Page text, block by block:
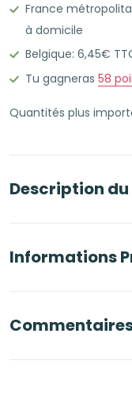
Cahier
A4
à
spirale
pages
P'tites
France
à domicile
Belgique: 6,45€
Tu gagneras 58
Quantités plus
Description
Informations